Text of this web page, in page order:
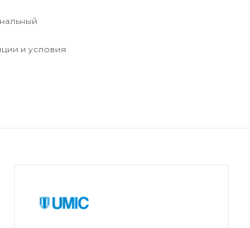
и условия